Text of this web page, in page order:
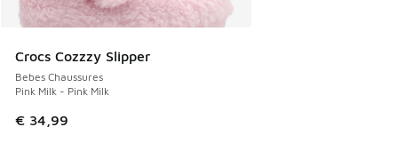
Crocs Cozzzy Slipper
Bebes Chaussures
Pink Milk - Pink Milk
€ 34,99